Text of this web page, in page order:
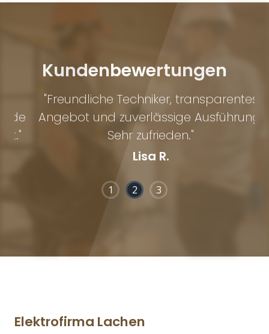
Kundenbewertungen
"Freundliche Techniker, transparentes
Angebot und zuverlässige Ausführung.
Sehr zufrieden."
Lisa R.
1 2 3
Elektrofirma Lachen